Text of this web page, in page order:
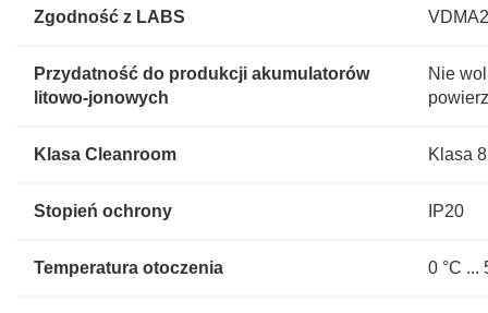
Zgodność z LABS
Przydatność do produkcji akumulatorów
litowo-jonowych
Nie
Klasa Cleanroom Klasa
Stopień ochrony IP20
Temperatura otoczenia 0 °C ...